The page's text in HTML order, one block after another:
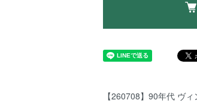
【260708】90年代 ヴ